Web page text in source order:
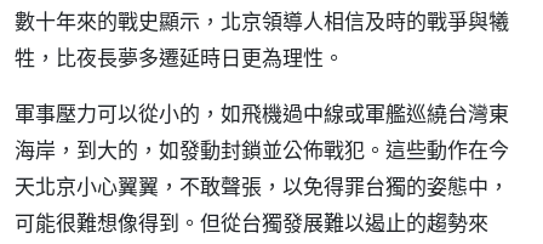
數十年來的戰史顯示，北京領導人相信及時的戰爭與犧
牲，比夜長夢多遷延時日更為理性。
軍事壓力可以從小的，如飛機過中線或軍艦巡繞台灣東
海岸，到大的，如發動封鎖並公佈戰犯。這些動作在今
天北京小心翼翼，不敢聲張，以免得罪台獨的姿態中，
可能很難想像得到。但從台獨發展難以遏止的趨勢來